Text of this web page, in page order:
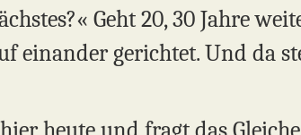
Geht 20, 30 Jahre
einander gerichtet. Und da